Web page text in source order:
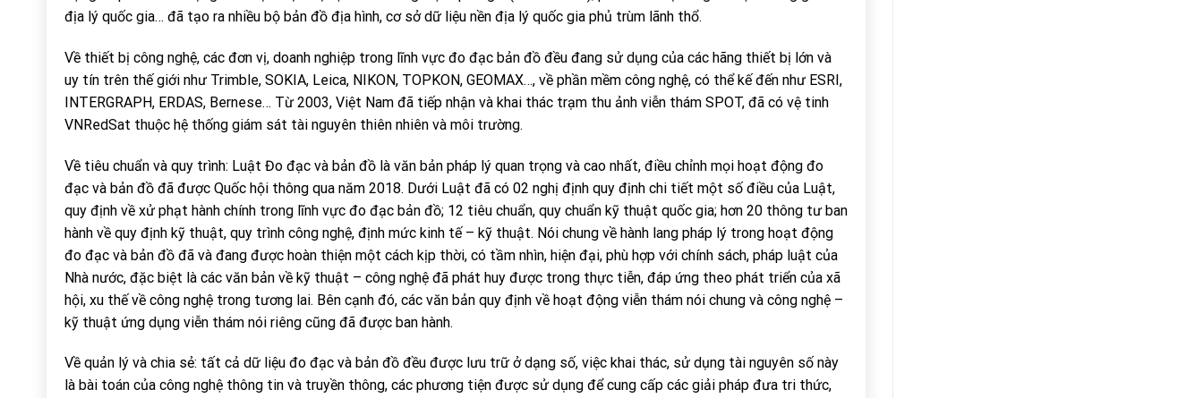
địa lý quốc gia… đã tạo ra nhiều bộ bản đồ địa hình, cơ sở dữ liệu nền địa lý quốc gia phủ trùm lãnh thổ.
Về thiết bị công nghệ, các đơn vị, doanh nghiệp trong lĩnh vực đo đạc bản đồ đều đang sử dụng của các hãng thiết bị lớn và
uy tín trên thế giới như Trimble, SOKIA, Leica, NIKON, TOPKON, GEOMAX…, về phần mềm công nghệ, có thể kế đến như ESRI,
INTERGRAPH, ERDAS, Bernese… Từ 2003, Việt Nam đã tiếp nhận và khai thác trạm thu ảnh viễn thám SPOT, đã có vệ tinh
VNRedSat thuộc hệ thống giám sát tài nguyên thiên nhiên và môi trường.
Về tiêu chuẩn và quy trình: Luật Đo đạc và bản đồ là văn bản pháp lý quan trọng và cao nhất, điều chỉnh mọi hoạt động đo
đạc và bản đồ đã được Quốc hội thông qua năm 2018. Dưới Luật đã có 02 nghị định quy định chi tiết một số điều của Luật,
quy định về xử phạt hành chính trong lĩnh vực đo đạc bản đồ; 12 tiêu chuẩn, quy chuẩn kỹ thuật quốc gia; hơn 20 thông tư ban
hành về quy định kỹ thuật, quy trình công nghệ, định mức kinh tế – kỹ thuật. Nói chung về hành lang pháp lý trong hoạt động
đo đạc và bản đồ đã và đang được hoàn thiện một cách kịp thời, có tầm nhìn, hiện đại, phù hợp với chính sách, pháp luật của
Nhà nước, đặc biệt là các văn bản về kỹ thuật – công nghệ đã phát huy được trong thực tiễn, đáp ứng theo phát triển của xã
hội, xu thế về công nghệ trong tương lai. Bên cạnh đó, các văn bản quy định về hoạt động viễn thám nói chung và công nghệ –
kỹ thuật ứng dụng viễn thám nói riêng cũng đã được ban hành.
Về quản lý và chia sẻ: tất cả dữ liệu đo đạc và bản đồ đều được lưu trữ ở dạng số, việc khai thác, sử dụng tài nguyên số này
là bài toán của công nghệ thông tin và truyền thông, các phương tiện được sử dụng để cung cấp các giải pháp đưa tri thức,